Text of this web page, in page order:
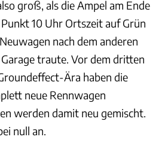
groß, als die Ampel am Ende
10 Uhr Ortszeit auf Grün
nach dem anderen
traute. Vor dem dritten
Ära haben die
neue Rennwagen
werden damit neu gemischt.
null an.